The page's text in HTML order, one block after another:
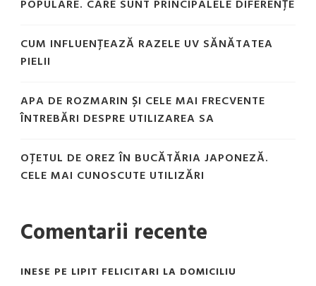
POPULARE. CARE SUNT PRINCIPALELE DIFERENȚE
CUM INFLUENȚEAZĂ RAZELE UV SĂNĂTATEA
PIELII
APA DE ROZMARIN ȘI CELE MAI FRECVENTE
ÎNTREBĂRI DESPRE UTILIZAREA SA
OȚETUL DE OREZ ÎN BUCĂTĂRIA JAPONEZĂ.
CELE MAI CUNOSCUTE UTILIZĂRI
Comentarii recente
INESE PE LIPIT FELICITARI LA DOMICILIU